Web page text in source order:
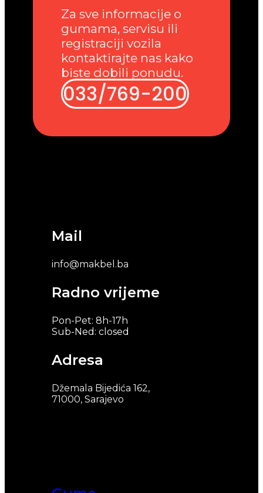
Mail
info@makbel.ba
Radno vrijeme
Pon-Pet: 8h-17h
Sub-Ned: closed
Adresa
Džemala Bijedića 162,
71000, Sarajevo
Za sve informacije o
gumama, servisu ili
registraciji vozila
kontaktirajte nas kako
biste dobili ponudu.
033/769-200